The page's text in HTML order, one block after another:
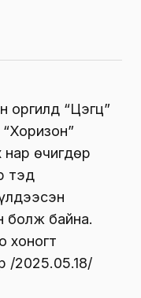
оргилд “Цэгц”
нар өчигдөр
тэд
болж байна.
хоногт
/2025.05.18/